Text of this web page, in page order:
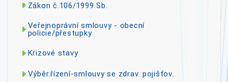
Zákon č.106/1999 Sb.
Veřejnoprávní smlouvy - obecní
policie/přestupky
Krizové stavy
Výběr.řízení-smlouvy se zdrav. pojišťov.